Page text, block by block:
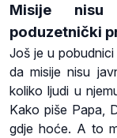
Misije nisu
poduzetnički
Još je u
da misije nisu
koliko ljudi u
Kako piše Papa,
gdje hoće. A to